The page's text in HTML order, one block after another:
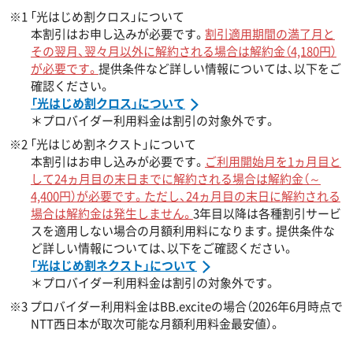
※1 「光はじめ割クロス」について
本割引はお申し込みが必要です。 割引適用期間の満了月と
その翌月、翌々月以外に解約される場合は解約金（4,180円）
が必要です。 提供条件など詳しい情報については、以下をご
確認ください。
「光はじめ割クロス」について
＊プロバイダー利用料金は割引の対象外です。
※2 「光はじめ割ネクスト」について
本割引はお申し込みが必要です。 ご利用開始月を1ヵ月目と
して24ヵ月目の末日までに解約される場合は解約金（～
4,400円）が必要です。ただし、24ヵ月目の末日に解約される
場合は解約金は発生しません。 3年目以降は各種割引サービ
スを適用しない場合の月額利用料になります。提供条件な
ど詳しい情報については、以下をご確認ください。
「光はじめ割ネクスト」について
＊プロバイダー利用料金は割引の対象外です。
※3 プロバイダー利用料金はBB.exciteの場合（2026年6月時点で
NTT西日本が取次可能な月額利用料金最安値）。